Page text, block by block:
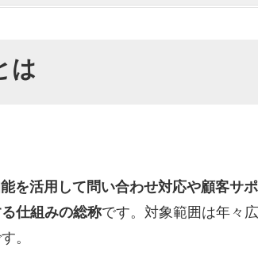
文字起こしと分析
対応で機会損失を防ぐ
の注意点
せに対応しきれないケース
は
を活用して問い合わせ対応や顧客サ
仕組みの総称です。対象範囲は年々
。